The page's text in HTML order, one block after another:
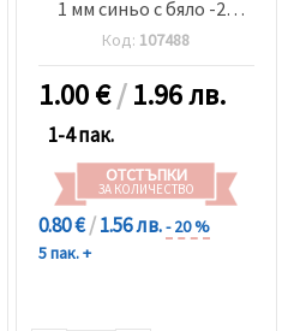
1 мм синьо с бяло -20
грама ~120 броя
Код: 107488
1.00€/1.96 лв.
1-4 пак.
ОТСТЪПКИ
ЗА КОЛИЧЕСТВО
0.80 €/1.56 лв.- 20 %
5 пак. +